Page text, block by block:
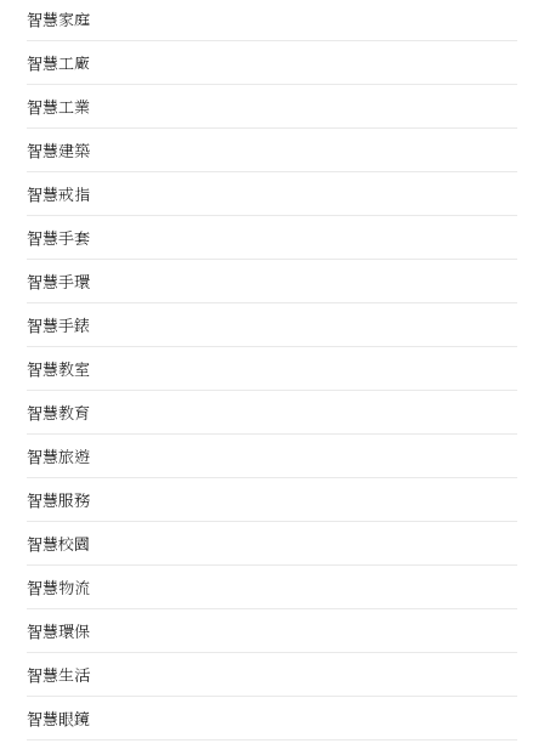
智慧家庭
智慧工廠
智慧工業
智慧建築
智慧戒指
智慧手套
智慧手環
智慧手錶
智慧教室
智慧教育
智慧旅遊
智慧服務
智慧校園
智慧物流
智慧環保
智慧生活
智慧眼鏡